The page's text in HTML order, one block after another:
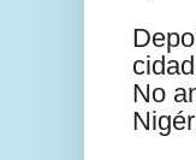
No